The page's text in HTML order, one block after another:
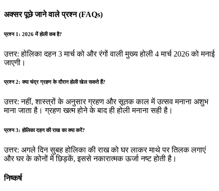
अक्सर पूछे जाने वाले प्रश्न (FAQs)
प्रश्न 1: 2026 में होली कब है?
उत्तर: होलिका दहन 3 मार्च को और रंगों वाली मुख्य होली 4 मार्च 2026 को मनाई
जाएगी।
प्रश्न 2: क्या चंद्र ग्रहण के दौरान होली खेल सकते हैं?
उत्तर: नहीं, शास्त्रों के अनुसार ग्रहण और सूतक काल में उत्सव मनाना अशुभ
माना जाता है। ग्रहण खत्म होने के बाद ही होली मनाना सही है।
प्रश्न 3: होलिका दहन की राख का क्या करें?
उत्तर: अगले दिन सुबह होलिका की राख को घर लाकर माथे पर तिलक लगाएं
और घर के कोनों में छिड़कें, इससे नकारात्मक ऊर्जा नष्ट होती है।
निष्कर्ष